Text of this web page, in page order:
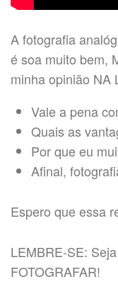
A fotografia
é soa muito bem,
minha opinião NA
Vale a pena
Quais as
Por que eu
Afinal,
Espero que essa
LEMBRE-SE:
FOTOGRAFAR!